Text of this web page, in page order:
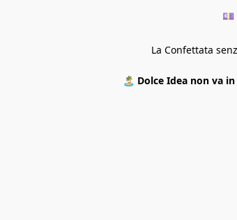
💷
La Confettata
🏝️ Dolce Idea non va in